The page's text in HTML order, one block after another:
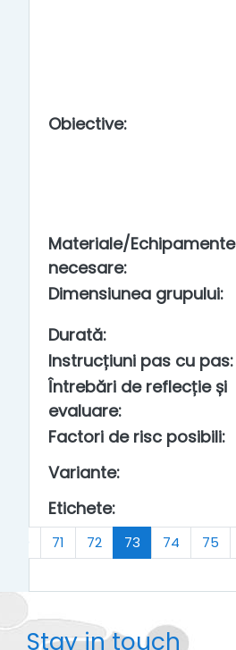
Obiective:
Materiale/Echipamente
necesare:
Dimensiunea grupului:
Durată:
Instrucțiuni pas cu pas:
Întrebări de reflecție și
evaluare:
Factori de risc posibili:
Variante:
Etichete:
71 72 73(current)
74 75
Stay in touch